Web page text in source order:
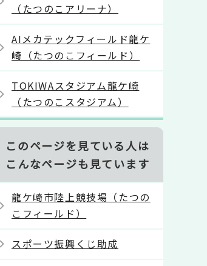
（たつのこアリーナ）
AIメカテックフィールド龍ケ
崎（たつのこフィールド）
TOKIWAスタジアム龍ケ崎
（たつのこスタジアム）
このページを見ている人は
こんなページも見ています
龍ケ崎市陸上競技場（たつの
こフィールド）
スポーツ振興くじ助成